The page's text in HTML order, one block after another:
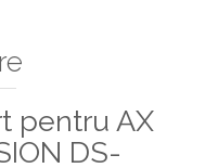
pentru AX
DS-